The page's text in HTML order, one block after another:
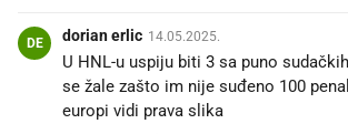
DE dorian erlic 14.05.2025.
U HNL-u uspiju biti 3 sa puno
se žale zašto im nije suđeno 100
europi vidi prava slika